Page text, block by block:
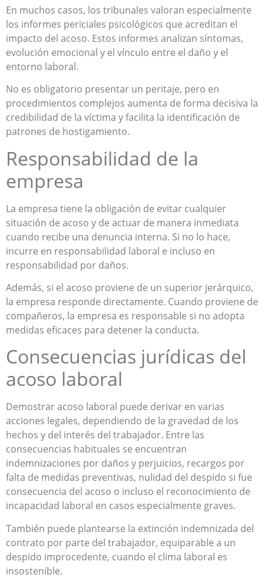
En muchos casos, los tribunales valoran especialmente
los informes periciales psicológicos que acreditan el
impacto del acoso. Estos informes analizan síntomas,
evolución emocional y el vínculo entre el daño y el
entorno laboral.
No es obligatorio presentar un peritaje, pero en
procedimientos complejos aumenta de forma decisiva la
credibilidad de la víctima y facilita la identificación de
patrones de hostigamiento.
Responsabilidad de la
empresa
La empresa tiene la obligación de evitar cualquier
situación de acoso y de actuar de manera inmediata
cuando recibe una denuncia interna. Si no lo hace,
incurre en responsabilidad laboral e incluso en
responsabilidad por daños.
Además, si el acoso proviene de un superior jerárquico,
la empresa responde directamente. Cuando proviene de
compañeros, la empresa es responsable si no adopta
medidas eficaces para detener la conducta.
Consecuencias jurídicas del
acoso laboral
Demostrar acoso laboral puede derivar en varias
acciones legales, dependiendo de la gravedad de los
hechos y del interés del trabajador. Entre las
consecuencias habituales se encuentran
indemnizaciones por daños y perjuicios, recargos por
falta de medidas preventivas, nulidad del despido si fue
consecuencia del acoso o incluso el reconocimiento de
incapacidad laboral en casos especialmente graves.
También puede plantearse la extinción indemnizada del
contrato por parte del trabajador, equiparable a un
despido improcedente, cuando el clima laboral es
insostenible.